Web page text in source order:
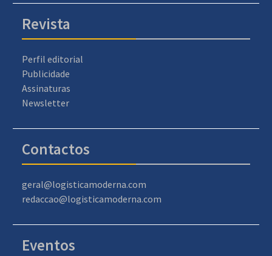
Revista
Perfil editorial
Publicidade
Assinaturas
Newsletter
Contactos
geral@logisticamoderna.com
redaccao@logisticamoderna.com
Eventos